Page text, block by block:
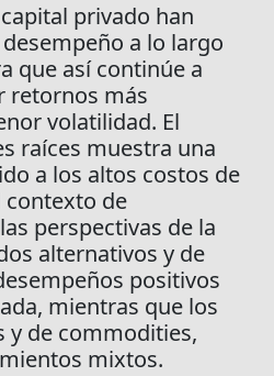
privado han
a lo largo
que así continúe a
retornos más
volatilidad. El
raíces muestra una
a los altos costos de
de
perspectivas de la
alternativos y de
positivos
mientras que los
y de commodities,
mixtos.